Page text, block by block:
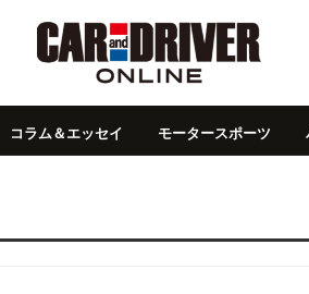
コラム＆エッセイ モータースポーツ